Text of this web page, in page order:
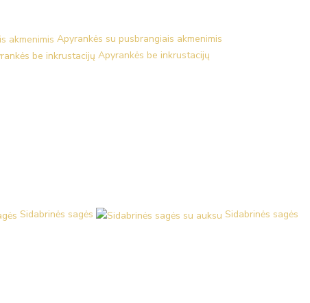
Apyrankės su pusbrangiais akmenimis
Apyrankės be inkrustacijų
Sidabrinės sagės
Sidabrinės sagės